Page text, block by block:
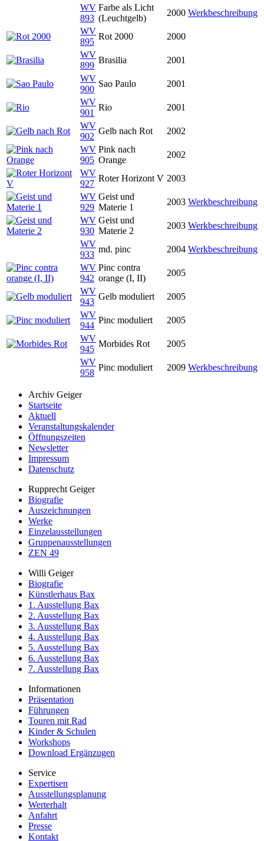
WV
893
Farbe als Licht
(Leuchtgelb)
2000 Werkbeschreibung
WV
895
Rot 2000
2000
WV
899
Brasilia
2001
WV
900
Sao Paulo
2001
WV
901
Rio
2001
WV
902
Gelb nach Rot
2002
WV
905
Pink nach
Orange
2002
WV
927
Roter Horizont V 2003
WV
929
Geist und
Materie 1
2003 Werkbeschreibung
WV
930
Geist und
Materie 2
2003 Werkbeschreibung
WV
933
md. pinc 2004 Werkbeschreibung
WV
942
Pinc contra
orange (I, II)
2005
WV
943
Gelb moduliert
2005
WV
944
Pinc moduliert
2005
WV
945
Morbides Rot
2005
WV
958
Pinc moduliert 2009 Werkbeschreibung
Archiv Geiger
Startseite
Aktuell
Veranstaltungskalender
Öffnungszeiten
Newsletter
Impressum
Datenschutz
Rupprecht Geiger
Biografie
Auszeichnungen
Werke
Einzelausstellungen
Gruppenausstellungen
ZEN 49
Willi Geiger
Biografie
Künstlerhaus Bax
1. Ausstellung Bax
2. Ausstellung Bax
3. Ausstellung Bax
4. Ausstellung Bax
5. Ausstellung Bax
6. Ausstellung Bax
7. Ausstellung Bax
Informationen
Präsentation
Führungen
Touren mit Rad
Kinder & Schulen
Workshops
Download Ergänzugen
Service
Expertisen
Ausstellungsplanung
Werterhalt
Anfahrt
Presse
Kontakt